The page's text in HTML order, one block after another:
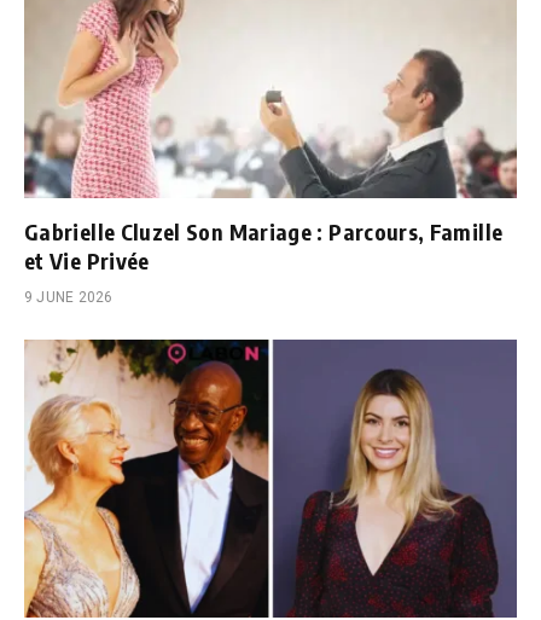
Gabrielle Cluzel Son Mariage : Parcours, Famille
et Vie Privée
9 JUNE 2026